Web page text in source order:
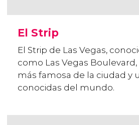
El Strip
El Strip de Las Vegas,
como Las Vegas Boulevard,
más famosa de la ciudad y
conocidas del mundo.